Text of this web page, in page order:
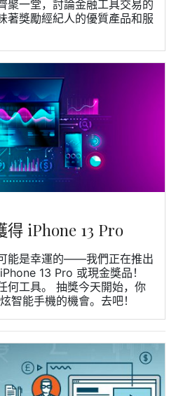
聚一堂，討論金融工具交易的
著獎勵經紀人的優質產品和服
得 iPhone 13 Pro
能是幸運的——我們正在推出
13 Pro 或現金獎品！
何工具。 抽獎今天開始，你
智能手機的機會。去吧！